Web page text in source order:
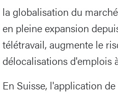
la globalisation du
en pleine expansion
télétravail, augmente le
délocalisations d'emplois
En Suisse, l'application